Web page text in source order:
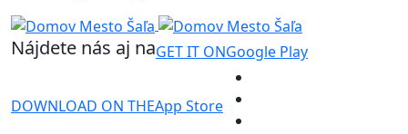
Nájdete nás aj naGET IT ONGoogle Play
DOWNLOAD ON THEApp Store